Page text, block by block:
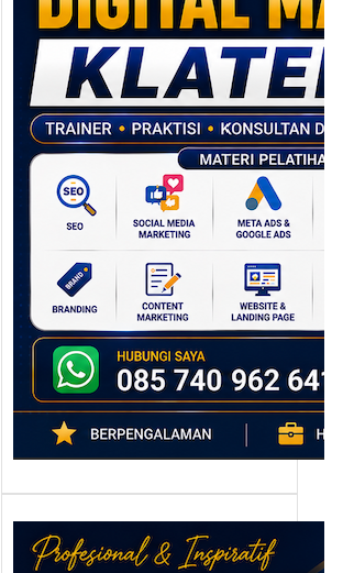
Narasumber
Digital Marketing
Klaten: Membantu
UMKM dan SDM
Lokal Naik Kelas
Melalui Strategi
Digital
Setiap daerah memiliki
potensi ekonomi yang
berbeda, dan Klaten
adalah…